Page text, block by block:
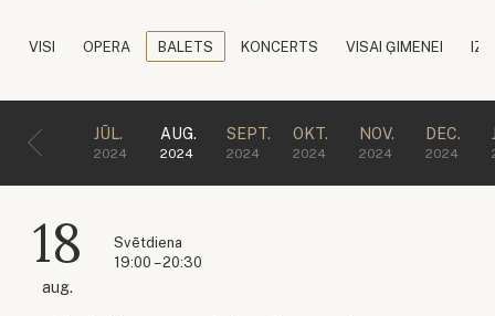
VISI OPERA BALETS KONCERTS VISAI ĢIMENEI
JŪL.
2024
AUG.
2024
SEPT.
2024
OKT.
2024
NOV.
2024
DEC.
2024
18
aug.
Svētdiena
19:00 – 20:30